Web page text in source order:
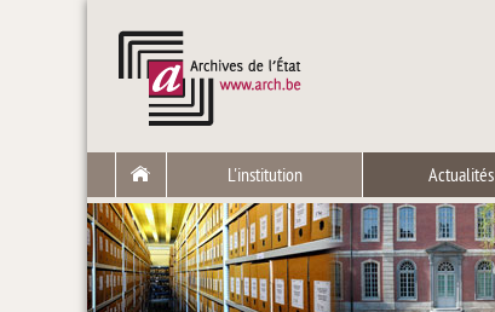
L'institution Actualités